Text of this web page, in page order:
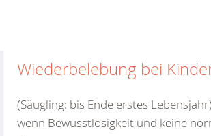
Wiederbelebung bei
(Säugling: bis Ende erstes
wenn Bewusstlosigkeit und keine